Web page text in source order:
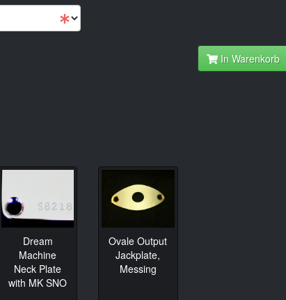
In Warenkorb
Dream
Machine
Neck Plate
with MK SNO
Ovale Output
Jackplate,
Messing